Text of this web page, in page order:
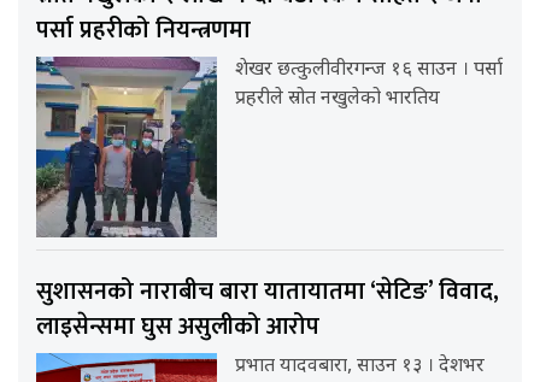
पर्सा प्रहरीको नियन्त्रणमा
शेखर छत्कुलीवीरगन्ज १६ साउन । पर्सा
प्रहरीले स्रोत नखुलेको भारतिय
सुशासनको नाराबीच बारा यातायातमा ‘सेटिङ’ विवाद,
लाइसेन्समा घुस असुलीको आरोप
प्रभात यादवबारा, साउन १३ । देशभर